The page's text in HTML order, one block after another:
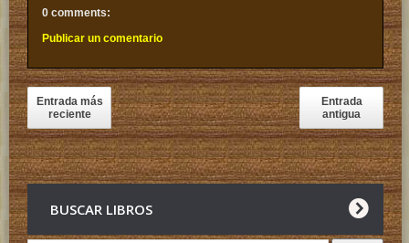
0 comments:
Publicar un comentario
Entrada más
reciente
Entrada
antigua
BUSCAR LIBROS